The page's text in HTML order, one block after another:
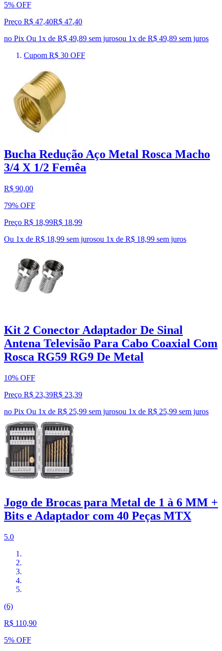
5% OFF
Preço R$ 47,40R$ 47,40
no Pix Ou 1x de R$ 49,89 sem jurosou 1x de R$ 49,89 sem juros
Cupom R$ 30 OFF
Bucha Redução Aço Metal Rosca Macho
3/4 X 1/2 Femêa
R$ 90,00
79% OFF
Preço R$ 18,99R$ 18,99
Ou 1x de R$ 18,99 sem jurosou 1x de R$ 18,99 sem juros
Kit 2 Conector Adaptador De Sinal
Antena Televisão Para Cabo Coaxial Com
Rosca RG59 RG9 De Metal
10% OFF
Preço R$ 23,39R$ 23,39
no Pix Ou 1x de R$ 25,99 sem jurosou 1x de R$ 25,99 sem juros
Jogo de Brocas para Metal de 1 à 6 MM +
Bits e Adaptador com 40 Peças MTX
5.0
(6)
R$ 110,90
5% OFF